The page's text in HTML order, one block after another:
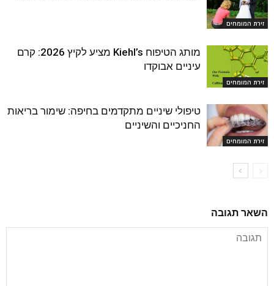
זירת המומחים
זירת המומחים
מותג הטיפוח Kiehl’s מציע לקיץ 2026: קרם
עיניים אבוקדו
זירת המומחים
טיפולי שיניים מתקדמים בחיפה: שימור בריאות
החניכיים והשיניים
השאר תגובה